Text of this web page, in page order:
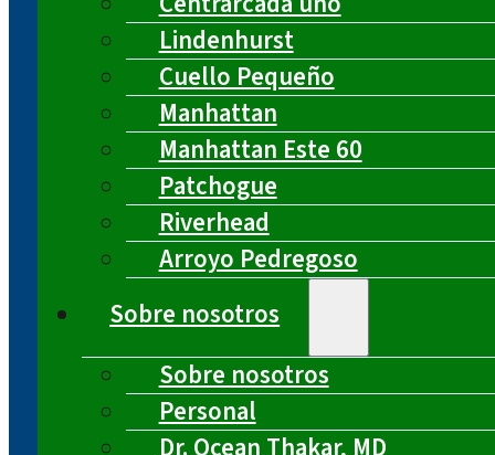
Lindenhurst
Cuello Pequeño
Manhattan
Manhattan Este 60
Patchogue
Riverhead
Arroyo Pedregoso
Sobre nosotros
Sobre nosotros
Personal